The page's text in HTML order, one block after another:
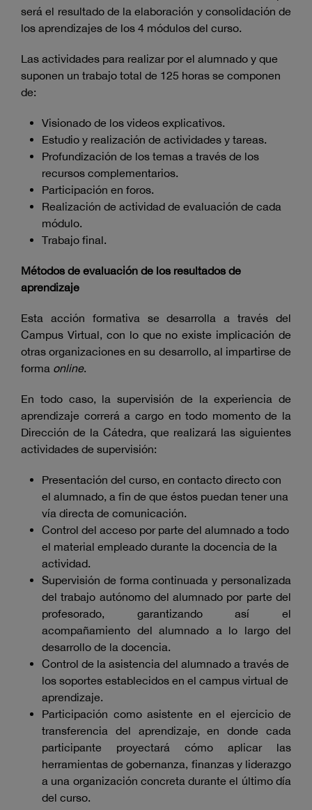
será el resultado de la elaboración y consolidación de
los aprendizajes de los 4 módulos del curso.
Las actividades para realizar por el alumnado y que
suponen un trabajo total de 125 horas se componen
de:
Visionado de los videos explicativos.
Estudio y realización de actividades y tareas.
Profundización de los temas a través de los
recursos complementarios.
Participación en foros.
Realización de actividad de evaluación de cada
módulo.
Trabajo final.
Métodos de evaluación de los resultados de
aprendizaje
Esta acción formativa se desarrolla a través del
Campus Virtual, con lo que no existe implicación de
otras organizaciones en su desarrollo, al impartirse de
forma online.
En todo caso, la supervisión de la experiencia de
aprendizaje correrá a cargo en todo momento de la
Dirección de la Cátedra, que realizará las siguientes
actividades de supervisión:
Presentación del curso, en contacto directo con
el alumnado, a fin de que éstos puedan tener una
vía directa de comunicación.
Control del acceso por parte del alumnado a todo
el material empleado durante la docencia de la
actividad.
Supervisión de forma continuada y personalizada
del trabajo autónomo del alumnado por parte del
profesorado, garantizando así el
acompañamiento del alumnado a lo largo del
desarrollo de la docencia.
Control de la asistencia del alumnado a través de
los soportes establecidos en el campus virtual de
aprendizaje.
Participación como asistente en el ejercicio de
transferencia del aprendizaje, en donde cada
participante proyectará cómo aplicar las
herramientas de gobernanza, finanzas y liderazgo
a una organización concreta durante el último día
del curso.